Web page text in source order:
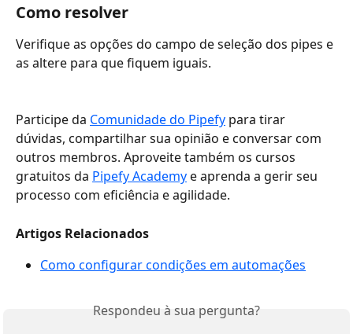
Como resolver
Verifique as opções do campo de seleção dos pipes e
as altere para que fiquem iguais.
Participe da Comunidade do Pipefy para tirar
dúvidas, compartilhar sua opinião e conversar com
outros membros. Aproveite também os cursos
gratuitos da Pipefy Academy e aprenda a gerir seu
processo com eficiência e agilidade.
Artigos Relacionados
Como configurar condições em automações
Respondeu à sua pergunta?